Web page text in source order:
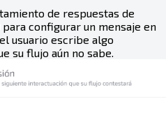
de respuestas de
configurar un mensaje en
usuario escribe algo
su flujo aún no sabe.